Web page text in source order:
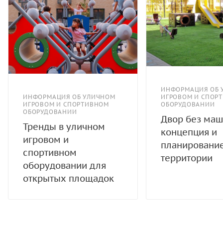
ИНФОРМАЦИЯ ОБ УЛИЧНОМ
ИГРОВОМ И СПОРТИВНОМ
ОБОРУДОВАНИИ
Тренды в уличном
игровом и
спортивном
оборудовании для
открытых площадок
ИНФОРМАЦИЯ ОБ
ИГРОВОМ И
ОБОРУДОВАНИИ
Двор без
концепция и
территории